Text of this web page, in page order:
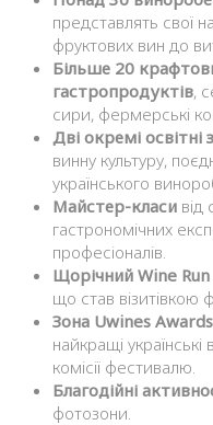
представлять свої
фруктових вин до
Більше 20
гастропродуктів,
сири, фермерські
Дві окремі освітні
винну культуру,
українського
Майстер-класи від
гастрономічних
професіоналів.
Щорічний Wine Run
що став візитівкою
Зона Uwines Awards
найкращі
комісії фестивалю.
Благодійні
фотозони.